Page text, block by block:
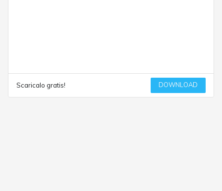
Scaricalo gratis! DOWNLOAD